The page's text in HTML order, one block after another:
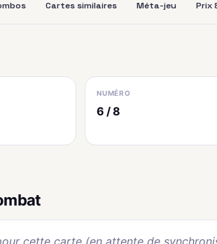
Cartes similaires Méta-jeu Prix
NUMÉRO
6 / 8
cette carte (en attente de